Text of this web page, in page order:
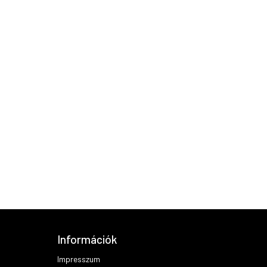
Információk
Impresszum